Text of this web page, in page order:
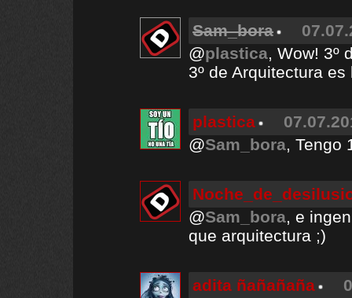
Sam_bora
@plastica, Wow! 3º
3º de Arquitectura
plastica
@Sam_bora, Tengo
@Sam_bora, e
que arquitectura ;)
adita ñañañaña